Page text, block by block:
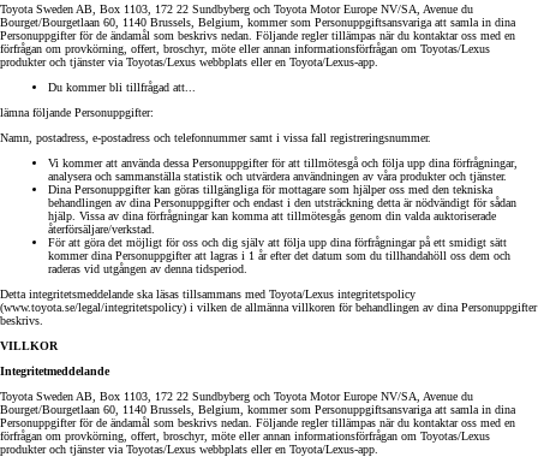
Toyota Sweden AB, Box 1103, 172 22 Sundbyberg och Toyota Motor Europe NV/SA, Avenue du
Bourget/Bourgetlaan 60, 1140 Brussels, Belgium, kommer som Personuppgiftsansvariga att samla in dina
Personuppgifter för de ändamål som beskrivs nedan. Följande regler tillämpas när du kontaktar oss med en
förfrågan om provkörning, offert, broschyr, möte eller annan informationsförfrågan om Toyotas/Lexus
produkter och tjänster via Toyotas/Lexus webbplats eller en Toyota/Lexus-app.
Du kommer bli tillfrågad att...
lämna följande Personuppgifter:
Namn, postadress, e-postadress och telefonnummer samt i vissa fall registreringsnummer.
Vi kommer att använda dessa Personuppgifter för att tillmötesgå och följa upp dina förfrågningar,
analysera och sammanställa statistik och utvärdera användningen av våra produkter och tjänster.
Dina Personuppgifter kan göras tillgängliga för mottagare som hjälper oss med den tekniska
behandlingen av dina Personuppgifter och endast i den utsträckning detta är nödvändigt för sådan
hjälp. Vissa av dina förfrågningar kan komma att tillmötesgås genom din valda auktoriserade
återförsäljare/verkstad.
För att göra det möjligt för oss och dig själv att följa upp dina förfrågningar på ett smidigt sätt
kommer dina Personuppgifter att lagras i 1 år efter det datum som du tillhandahöll oss dem och
raderas vid utgången av denna tidsperiod.
Detta integritetsmeddelande ska läsas tillsammans med Toyota/Lexus integritetspolicy
(www.toyota.se/legal/integritetspolicy) i vilken de allmänna villkoren för behandlingen av dina Personuppgifter
beskrivs.
VILLKOR
Integritetmeddelande
Toyota Sweden AB, Box 1103, 172 22 Sundbyberg och Toyota Motor Europe NV/SA, Avenue du
Bourget/Bourgetlaan 60, 1140 Brussels, Belgium, kommer som Personuppgiftsansvariga att samla in dina
Personuppgifter för de ändamål som beskrivs nedan. Följande regler tillämpas när du kontaktar oss med en
förfrågan om provkörning, offert, broschyr, möte eller annan informationsförfrågan om Toyotas/Lexus
produkter och tjänster via Toyotas/Lexus webbplats eller en Toyota/Lexus-app.